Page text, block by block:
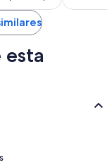
de
US$ 44